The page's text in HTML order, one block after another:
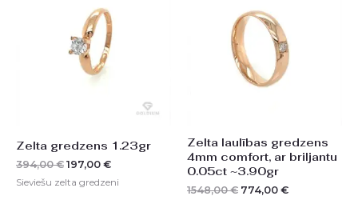
Zelta gredzens 1.23gr
394,00€
394,00 €.
197,00 €
197,00 €.
Sieviešu zelta gredzeni
Zelta laulības gredzens
4mm comfort, ar briljantu
0.05ct ~3.90gr
1548,00€
1548,00 €.
774,00 €